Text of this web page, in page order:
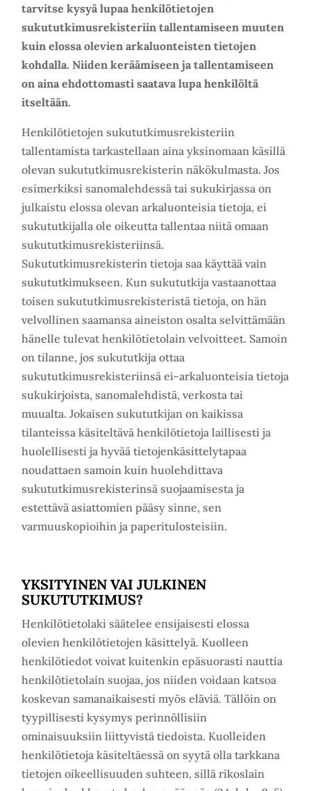
tarvitse kysyä lupaa henkilötietojen
sukututkimusrekisteriin tallentamiseen muuten
kuin elossa olevien arkaluonteisten tietojen
kohdalla. Niiden keräämiseen ja tallentamiseen
on aina ehdottomasti saatava lupa henkilöltä
itseltään.
Henkilötietojen sukututkimusrekisteriin
tallentamista tarkastellaan aina yksinomaan käsillä
olevan sukututkimusrekisterin näkökulmasta. Jos
esimerkiksi sanomalehdessä tai sukukirjassa on
julkaistu elossa olevan arkaluonteisia tietoja, ei
sukututkijalla ole oikeutta tallentaa niitä omaan
sukututkimusrekisteriinsä.
Sukututkimusrekisterin tietoja saa käyttää vain
sukututkimukseen. Kun sukututkija vastaanottaa
toisen sukututkimusrekisteristä tietoja, on hän
velvollinen saamansa aineiston osalta selvittämään
hänelle tulevat henkilötietolain velvoitteet. Samoin
on tilanne, jos sukututkija ottaa
sukututkimusrekisteriinsä ei-arkaluonteisia tietoja
sukukirjoista, sanomalehdistä, verkosta tai
muualta. Jokaisen sukututkijan on kaikissa
tilanteissa käsiteltävä henkilötietoja laillisesti ja
huolellisesti ja hyvää tietojenkäsittelytapaa
noudattaen samoin kuin huolehdittava
sukututkimusrekisterinsä suojaamisesta ja
estettävä asiattomien pääsy sinne, sen
varmuuskopioihin ja paperitulosteisiin.
YKSITYINEN VAI JULKINEN
SUKUTUTKIMUS?
Henkilötietolaki säätelee ensijaisesti elossa
olevien henkilötietojen käsittelyä. Kuolleen
henkilötiedot voivat kuitenkin epäsuorasti nauttia
henkilötietolain suojaa, jos niiden voidaan katsoa
koskevan samanaikaisesti myös eläviä. Tällöin on
tyypillisesti kysymys perinnöllisiin
ominaisuuksiin liittyvistä tiedoista. Kuolleiden
henkilötietoja käsiteltäessä on syytä olla tarkkana
tietojen oikeellisuuden suhteen, sillä rikoslain